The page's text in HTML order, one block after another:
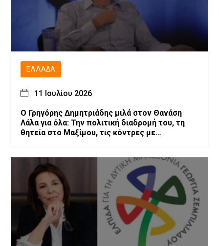
ΕΛΛΆΔΑ
11 Ιουλίου 2026
O Γρηγόρης Δημητριάδης μιλά στον Θανάση
Λάλα για όλα: Την πολιτική διαδρομή του, τη
θητεία στο Μαξίμου, τις κόντρες με